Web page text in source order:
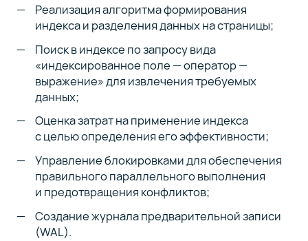
Реализация алгоритма формирования
индекса и разделения данных на страницы;
Поиск в индексе по запросу вида
«индексированное поле — оператор —
выражение» для извлечения требуемых
данных;
Оценка затрат на применение индекса
с целью определения его эффективности;
Управление блокировками для обеспечения
правильного параллельного выполнения
и предотвращения конфликтов;
Создание журнала предварительной записи
(WAL).